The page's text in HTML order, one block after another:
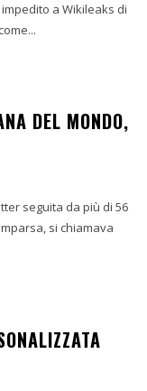
a Wikileaks di
DEL MONDO,
seguita da più di 56
si chiamava